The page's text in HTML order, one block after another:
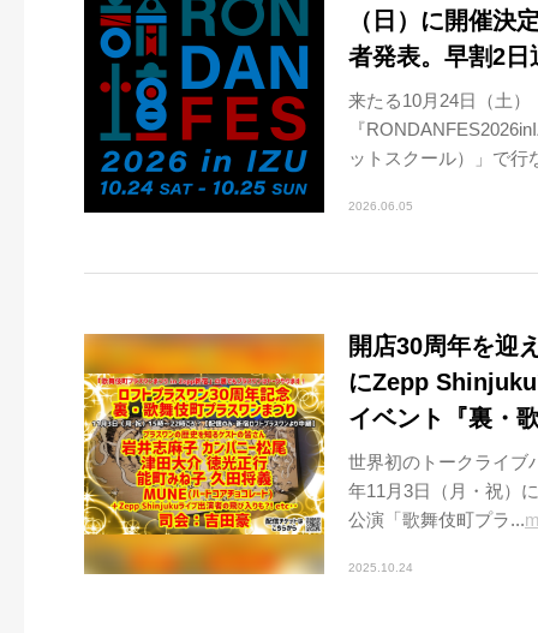
（日）に開催決
者発表。早割2日
来たる10月24日（土
『
ットスクール）」で行
2026.06.05
開店30周年を迎
にZepp
イベント『裏・
世界初のトークライブ
年11月3日（月・祝）
公演「歌舞伎町プラ...
2025.10.24